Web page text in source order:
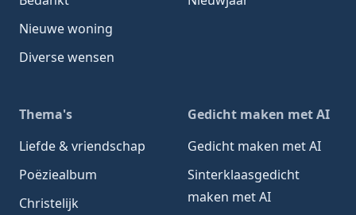
Nieuwe woning
Diverse wensen
Thema's
Liefde & vriendschap
Poëziealbum
Christelijk
Gedicht maken met AI
Gedicht maken met AI
Sinterklaasgedicht
maken met AI